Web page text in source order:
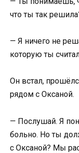
что ты так
— Я ничего не
которую ты
Он встал,
рядом с Оксаной.
— Послушай. Я
больно. Но ты
с Оксаной? Мы